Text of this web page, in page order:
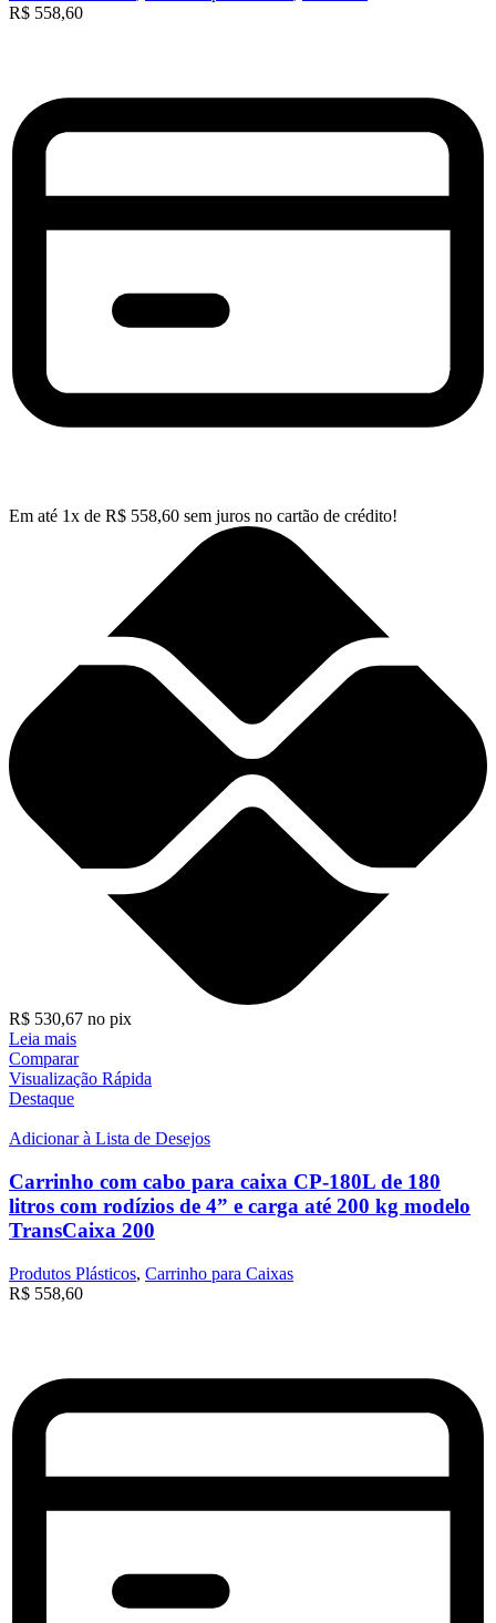
R$ 558,60
Em até 1x de R$ 558,60 sem juros no cartão de crédito!
R$ 530,67 no pix
Leia mais
Comparar
Visualização Rápida
Destaque
Adicionar à Lista de Desejos
Carrinho com cabo para caixa CP-180L de 180
litros com rodízios de 4” e carga até 200 kg modelo
TransCaixa 200
Produtos Plásticos, Carrinho para Caixas
R$ 558,60